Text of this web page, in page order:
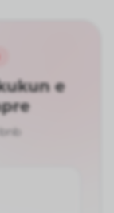
e